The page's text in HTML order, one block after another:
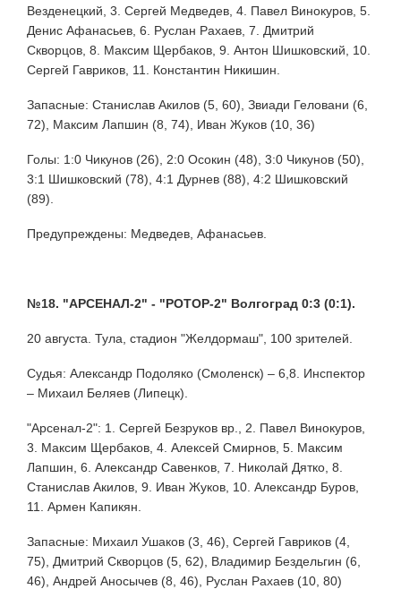
Везденецкий, 3. Сергей Медведев, 4. Павел Винокуров, 5.
Денис Афанасьев, 6. Руслан Рахаев, 7. Дмитрий
Скворцов, 8. Максим Щербаков, 9. Антон Шишковский, 10.
Сергей Гавриков, 11. Константин Никишин.
Запасные: Станислав Акилов (5, 60), Звиади Геловани (6,
72), Максим Лапшин (8, 74), Иван Жуков (10, 36)
Голы: 1:0 Чикунов (26), 2:0 Осокин (48), 3:0 Чикунов (50),
3:1 Шишковский (78), 4:1 Дурнев (88), 4:2 Шишковский
(89).
Предупреждены: Медведев, Афанасьев.
№18. "АРСЕНАЛ-2" - "РОТОР-2" Волгоград 0:3 (0:1).
20 августа. Тула, стадион "Желдормаш", 100 зрителей.
Судья: Александр Подоляко (Смоленск) – 6,8. Инспектор
– Михаил Беляев (Липецк).
"Арсенал-2": 1. Сергей Безруков вр., 2. Павел Винокуров,
3. Максим Щербаков, 4. Алексей Смирнов, 5. Максим
Лапшин, 6. Александр Савенков, 7. Николай Дятко, 8.
Станислав Акилов, 9. Иван Жуков, 10. Александр Буров,
11. Армен Капикян.
Запасные: Михаил Ушаков (3, 46), Сергей Гавриков (4,
75), Дмитрий Скворцов (5, 62), Владимир Бездельгин (6,
46), Андрей Аносычев (8, 46), Руслан Рахаев (10, 80)